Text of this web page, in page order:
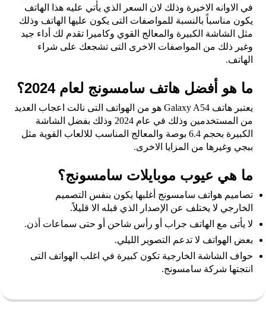
في الاوانه الاخيرة وذلك لان السعر الذي يأتي عليه هذا الهاتف
يكون مناسباً بالنسبة للمواصفات التى يكون عليها الهاتف وذلك
مثل الشاشة الكبيرة والمعالج القوي وكاميرا تقدم لك أداء جيد
وغير ذلك من المواصفات الاخرى التى تشجعك على شراء
الهاتف.
ما هو أفضل هاتف سامسونج لعام 2024؟
يعتبر هاتف Galaxy A54 هو من الهواتف التى نالت اعجاب العديد
من المستخدمين وذلك في عام 2024 وذلك بفضل الشاشة
الكبيرة بحجم 6.4 بوصة والمعالج المناسب للالعاب القوية مثل
ببجي وغيرها من المزايا الاخرى.
ما هي عيوب موبايلات سامسونج؟
تصاميم هواتف سامسونج أغلبها يكون بنفس التصميم
الخارجي لا يختلف عن الإصدار الذي قبله الا قليلاً.
لا يأتى مع الهاتف جراب أو رأس شاحن أو حتى سماعات أذن.
بعض الهواتف لا تدعم التصوير الليلي.
حواف الشاشة الخارجية تكون كبيرة في اغلب الهواتف التى
انتجتها شركة سامسونج.